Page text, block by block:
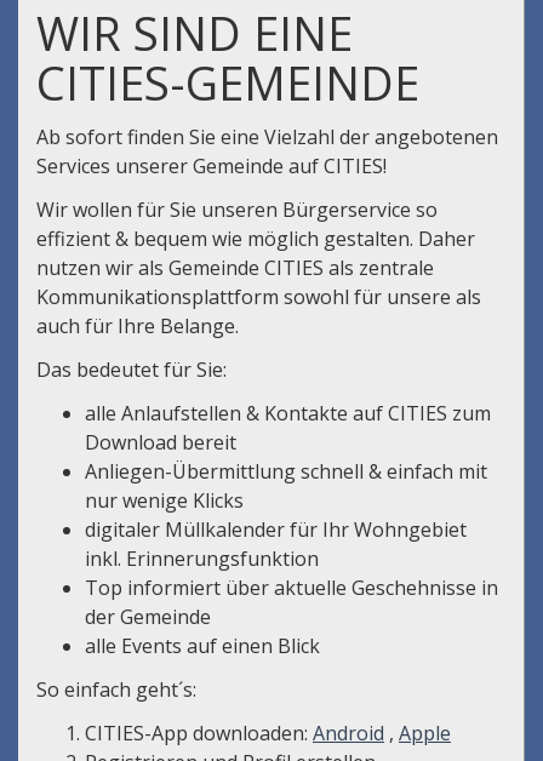
WIR SIND EINE
CITIES-GEMEINDE
Ab sofort finden Sie eine Vielzahl der angebotenen
Services unserer Gemeinde auf CITIES!
Wir wollen für Sie unseren Bürgerservice so
effizient & bequem wie möglich gestalten. Daher
nutzen wir als Gemeinde CITIES als zentrale
Kommunikationsplattform sowohl für unsere als
auch für Ihre Belange.
Das bedeutet für Sie:
alle Anlaufstellen & Kontakte auf CITIES zum
Download bereit
Anliegen-Übermittlung schnell & einfach mit
nur wenige Klicks
digitaler Müllkalender für Ihr Wohngebiet
inkl. Erinnerungsfunktion
Top informiert über aktuelle Geschehnisse in
der Gemeinde
alle Events auf einen Blick
So einfach geht´s:
CITIES-App downloaden: Android , Apple